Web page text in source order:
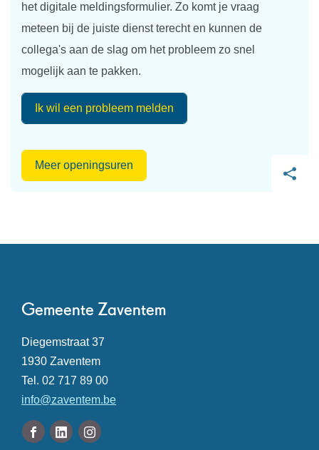
het digitale meldingsformulier. Zo komt je vraag
meteen bij de juiste dienst terecht en kunnen de
collega's aan de slag om het probleem zo snel
mogelijk aan te pakken.
Ik wil een probleem melden
Meer openingsuren
Contact
Gemeente Zaventem
Adres
Diegemstraat 37
,1930 Zaventem
Tel. 02 717 89 00
E-
mail
info@zaventem.be
VolgFacebook
LinkedinInstagram
deze